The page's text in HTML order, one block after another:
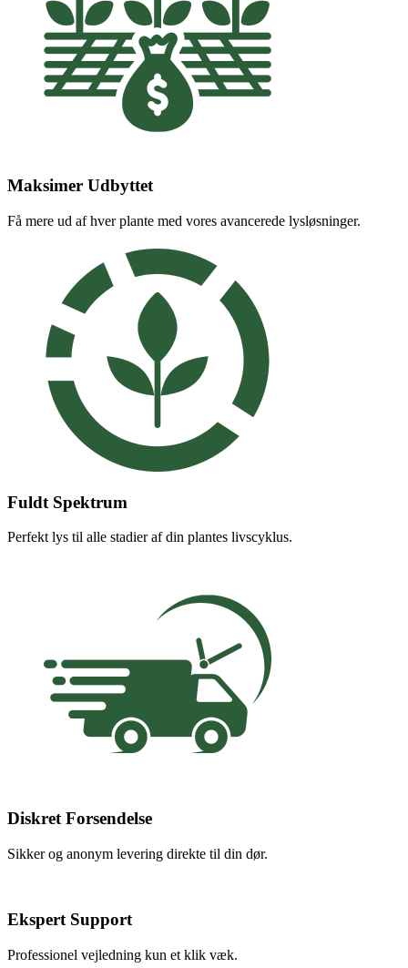
Maksimer Udbyttet
Få mere ud af hver plante med vores avancerede lysløsninger.
Fuldt Spektrum
Perfekt lys til alle stadier af din plantes livscyklus.
Diskret Forsendelse
Sikker og anonym levering direkte til din dør.
Ekspert Support
Professionel vejledning kun et klik væk.